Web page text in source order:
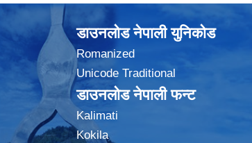
डाउनलोड नेपाली युनिकोड
Romanized
Unicode Traditional
डाउनलोड नेपाली फन्ट
Kalimati
Kokila